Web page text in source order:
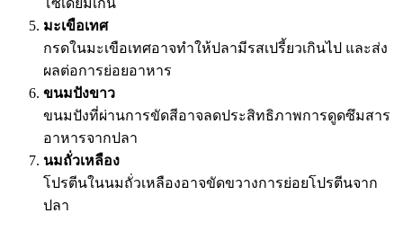
มะเขือเทศ
กรดในมะเขือเทศอาจทำให้ปลามีรสเปรี้ยวเกินไป และส่ง
ผลต่อการย่อยอาหาร
ขนมปังขาว
ขนมปังที่ผ่านการขัดสีอาจลดประสิทธิภาพการดูดซึมสาร
อาหารจากปลา
นมถั่วเหลือง
โปรตีนในนมถั่วเหลืองอาจขัดขวางการย่อยโปรตีนจาก
ปลา